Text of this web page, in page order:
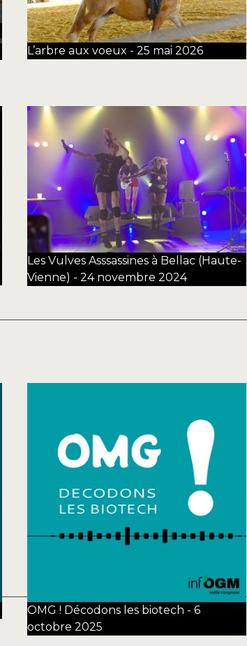
L’arbre aux voeux - 25 mai 2026
Les Vulves Asssassines à Bellac (Haute-
Vienne) - 24 novembre 2024
OMG ! Décodons les biotech - 6
octobre 2025